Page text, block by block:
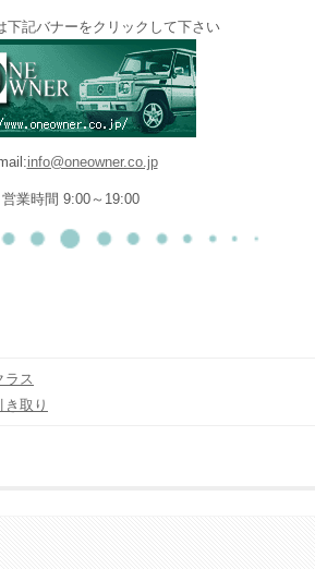
下記バナーをクリックして下さい
info@oneowner.co.jp
営業時間 9:00～19:00
ス
取り